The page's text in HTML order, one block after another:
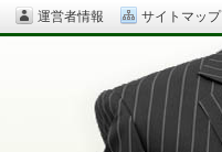
運営者情報 サイトマップ